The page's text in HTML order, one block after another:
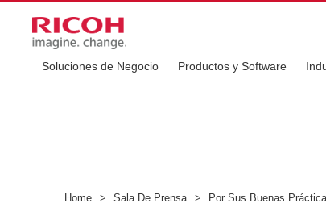
Soluciones de Negocio Productos y Software
Home > Sala De Prensa > Por Sus Buenas